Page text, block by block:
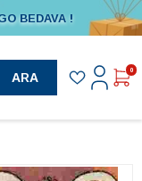
BEDAVA !
ARA
0